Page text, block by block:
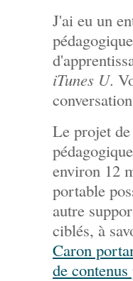
J'ai eu un
iTunes U.
Le projet
environ 12
portable
autre
ciblés, à
Caron
de